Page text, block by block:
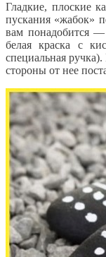
Гладкие, плоские
пускания «жабок»
вам понадобится
белая краска с
специальная
стороны от нее